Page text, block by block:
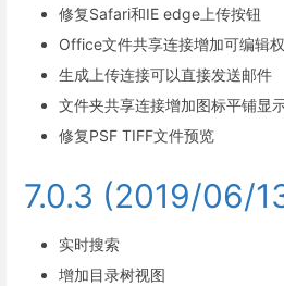
修复Safari和IE edge上传按钮
Office文件共享连接增加可编辑
生成上传连接可以直接发送邮件
文件夹共享连接增加图标平铺显
修复PSF TIFF文件预览
7.0.3 (2019/06/
实时搜索
增加目录树视图